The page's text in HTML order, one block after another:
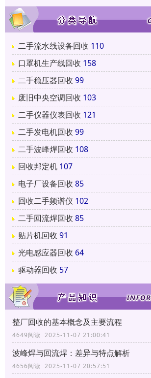
二手流水线设备回收 110
口罩机生产线回收 158
二手稳压器回收 99
废旧中央空调回收 103
二手仪器仪表回收 121
二手发电机回收 99
二手波峰焊回收 108
回收邦定机 107
电子厂设备回收 85
回收二手频谱仪 102
二手回流焊回收 85
贴片机回收 91
光电感应器回收 64
驱动器回收 57
整厂回收的基本概念及主要流程
4649阅读 2025-11-07 21:00:41
波峰焊与回流焊：差异与特点解析
4656阅读 2025-11-07 20:57:51